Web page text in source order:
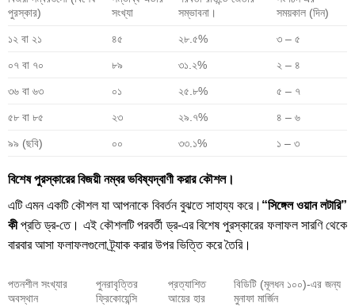
পুরস্কার)
সংখ্যা
সম্ভাবনা।
সময়কাল (দিন)
১২ বা ২১ ৪৫ ২৮.৫% ৩ – ৫
০৭ বা ৭০ ৮৯ ৩১.২% ২ – ৪
৩৬ বা ৬৩ ০১ ২৫.৮% ৫ – ৭
৫৮ বা ৮৫ ২৩ ২৯.৭% ৪ – ৬
৯৯ (ছবি) ০০ ৩৩.১% ১ – ৩
বিশেষ পুরস্কারের বিজয়ী নম্বর ভবিষ্যদ্বাণী করার কৌশল।
এটি এমন একটি কৌশল যা আপনাকে বিবর্তন বুঝতে সাহায্য করে। “সিঙ্গেল ওয়ান লটারি”
কীপ্রতি ড্র-তে। এই কৌশলটি পরবর্তী ড্র-এর বিশেষ পুরস্কারের ফলাফল সারণি থেকে
বারবার আসা ফলাফলগুলো ট্র্যাক করার উপর ভিত্তি করে তৈরি।
পতনশীল সংখ্যার
অবস্থান
পুনরাবৃত্তির
ফ্রিকোয়েন্সি
প্রত্যাশিত
আয়ের হার
বিডিটি (মূলধন ১০০)-এর জন্য
মুনাফা মার্জিন